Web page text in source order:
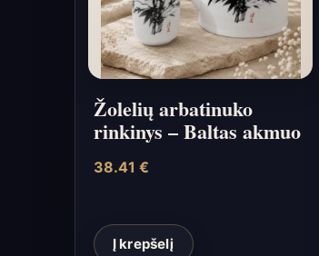
Žolelių arbatinuko
rinkinys – Baltas akmuo
38.41 €
Į krepšelį